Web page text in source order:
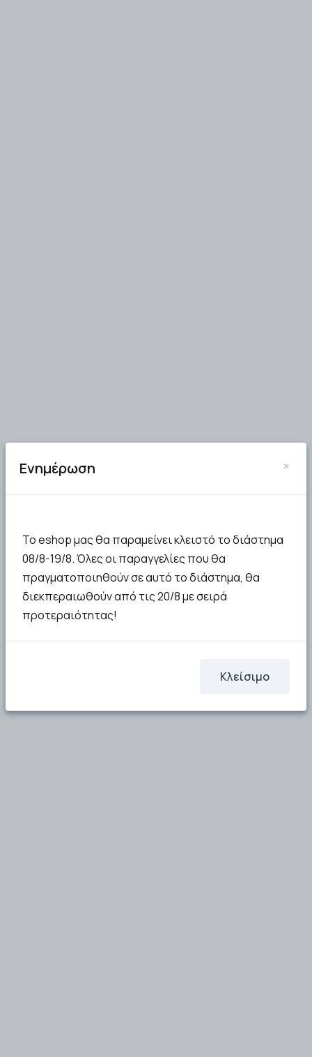
Ενημέρωση ×
Το eshop μας θα παραμείνει κλειστό το διάστημα
08/8-19/8. Όλες οι παραγγελίες που θα
πραγματοποιηθούν σε αυτό το διάστημα, θα
διεκπεραιωθούν από τις 20/8 με σειρά
προτεραιότητας!
Κλείσιμο